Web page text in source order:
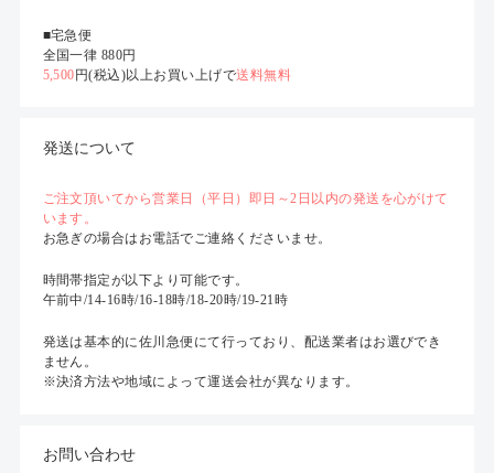
■宅急便
全国一律 880円
5,500円(税込)以上お買い上げで送料無料
発送について
ご注文頂いてから営業日（平日）即日～2日以内の発送を心がけて
います。
お急ぎの場合はお電話でご連絡くださいませ。
時間帯指定が以下より可能です。
午前中/14-16時/16-18時/18-20時/19-21時
発送は基本的に佐川急便にて行っており、配送業者はお選びでき
ません。
※決済方法や地域によって運送会社が異なります。
お問い合わせ